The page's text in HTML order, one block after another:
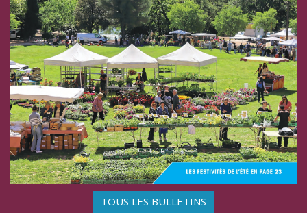
TOUS LES BULLETINS